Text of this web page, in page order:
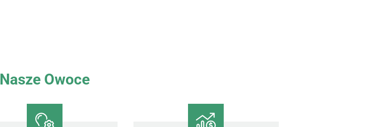
Nasze Owoce